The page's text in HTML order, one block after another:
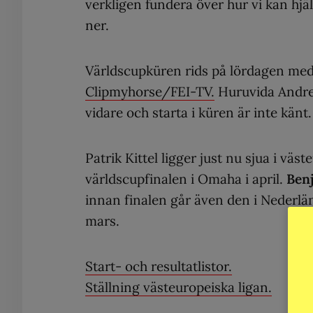
verkligen fundera över hur vi kan
ner.
Världscupküren rids på lördagen
Clipmyhorse/FEI-TV. Huruvida
vidare och starta i küren är inte känt.
Patrik Kittel ligger just nu sjua i
världscupfinalen i Omaha i april.
innan finalen går även den i
mars.
Start- och resultatlistor.
Ställning västeuropeiska ligan.